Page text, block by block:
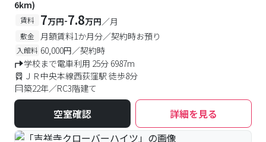
6km)
賃料 7万円-7.8万円／月
敷金 月額賃料1か月分／契約時お預り
入館料 60,000円／契約時
学校まで電車利用 25分 6987m
ＪＲ中央本線西荻窪駅 徒歩8分
築22年／RC3階建て
空室確認 詳細を見る